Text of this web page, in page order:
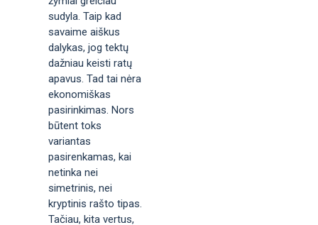
sudyla. Taip kad
savaime aiškus
dalykas, jog tektų
dažniau keisti ratų
apavus. Tad tai nėra
ekonomiškas
pasirinkimas. Nors
būtent toks
variantas
pasirenkamas, kai
netinka nei
simetrinis, nei
kryptinis rašto tipas.
Tačiau, kita vertus,